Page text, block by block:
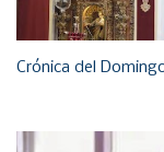
Crónica del